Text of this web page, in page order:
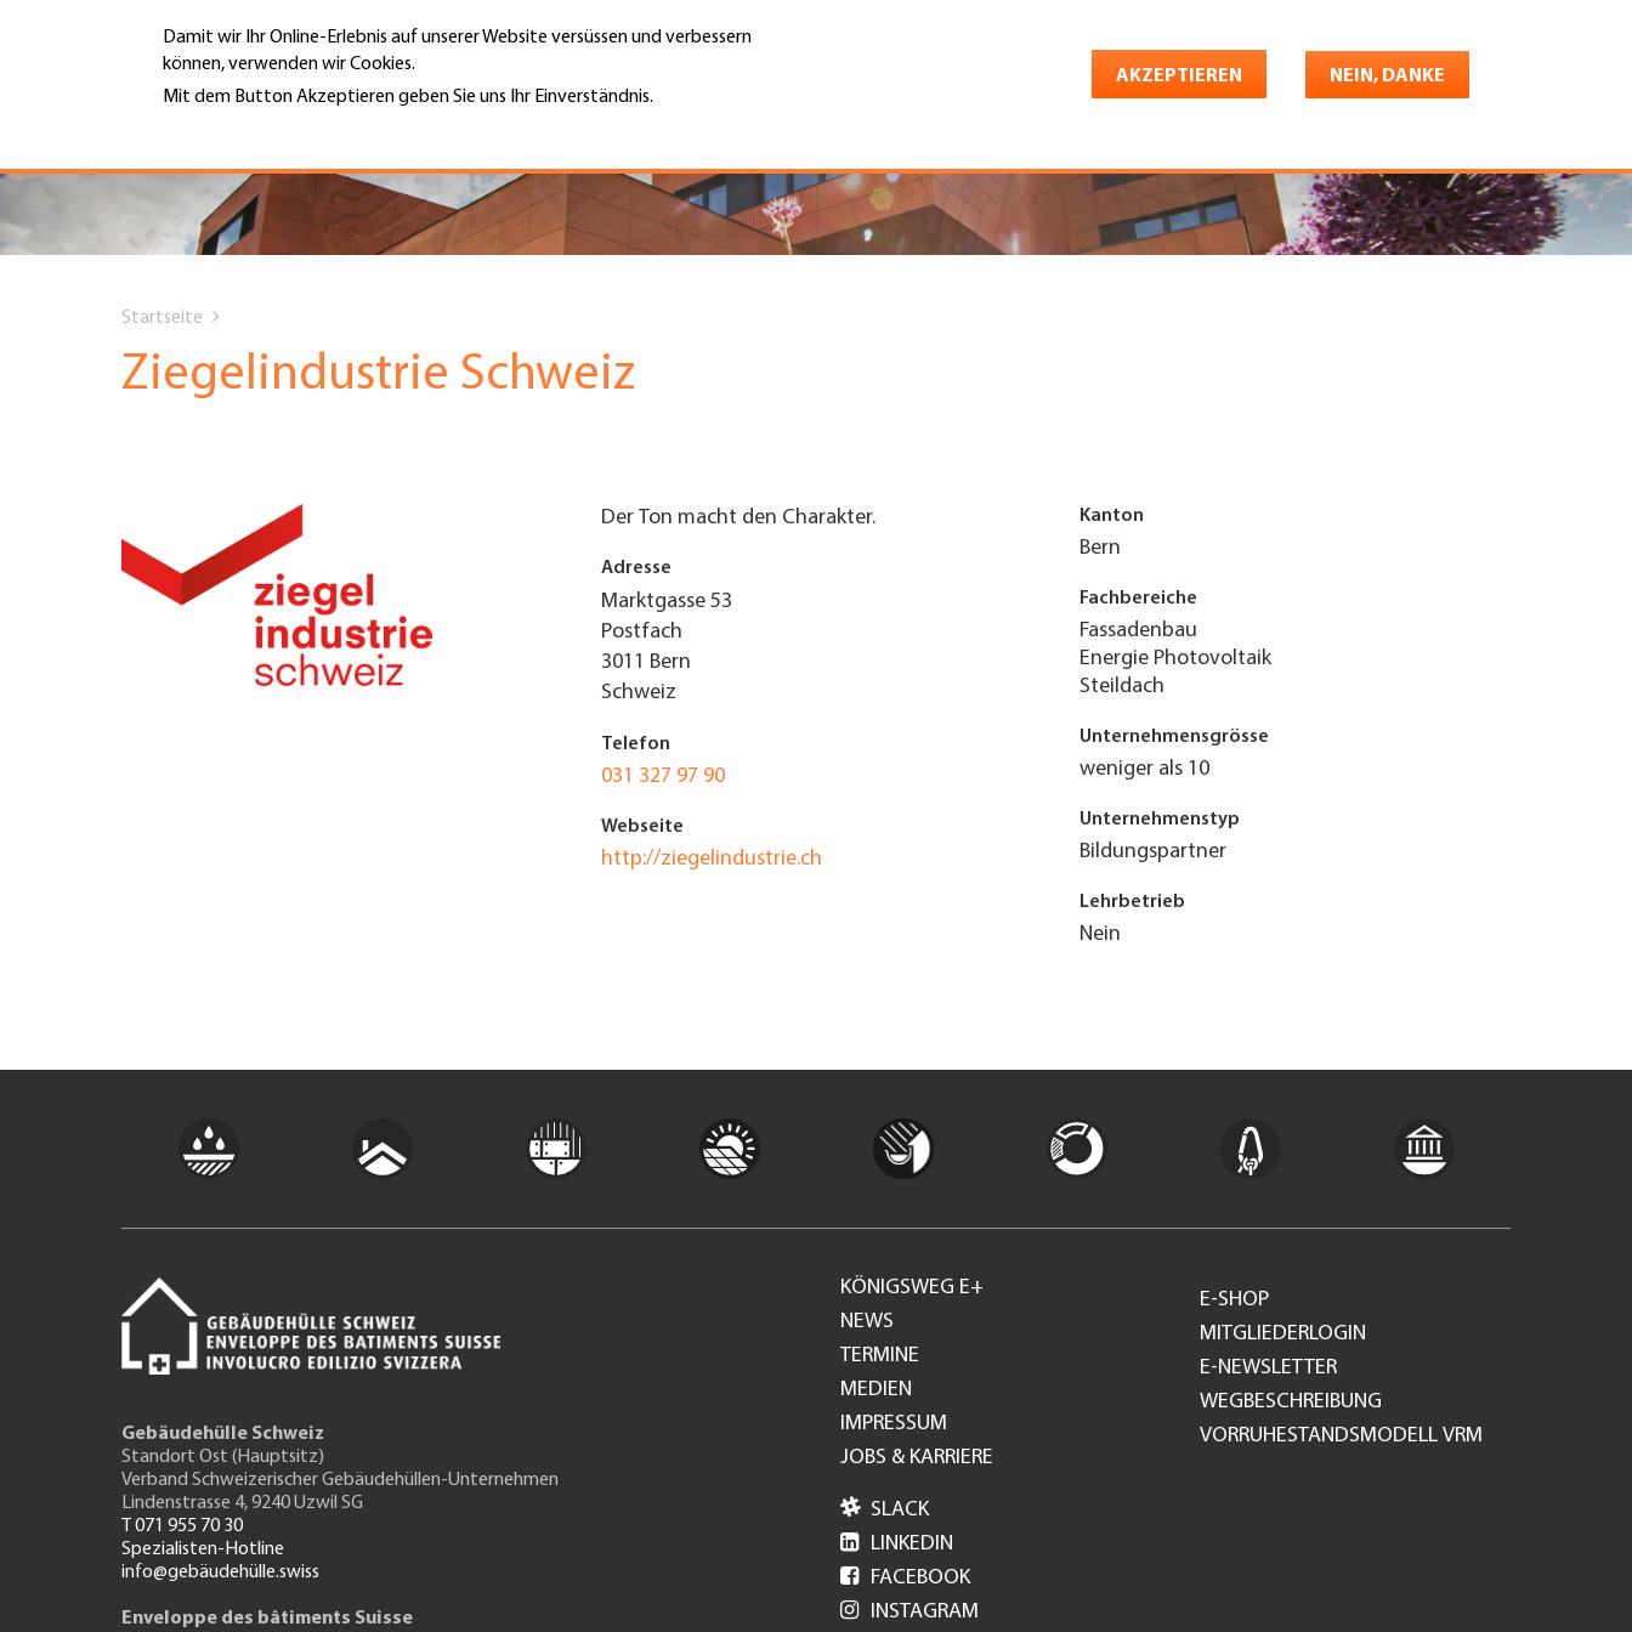
Damit wir Ihr Online-Erlebnis auf unserer Website versüssen und verbessern
können, verwenden wir Cookies.
Mit dem Button Akzeptieren geben Sie uns Ihr Einverständnis.
AKZEPTIEREN NEIN, DANKE
Hauptnavigation
PORTRÄT
DIENSTLEISTUNGEN
UNTERNEHMEN FINDEN
MENÜ
Top
Menu
Jobs & Karriere Shop Konto Deutsch
are
Startseite
Ziegelindustrie Schweiz
Der Ton macht den Charakter.
Adresse
Marktgasse 53
Postfach
3011 Bern
Schweiz
Telefon
031 327 97 90
Webseite
http://ziegelindustrie.ch
Kanton
Bern
Fachbereiche
Fassadenbau
Energie Photovoltaik
Steildach
Unternehmensgrösse
weniger als 10
Unternehmenstyp
Bildungspartner
Lehrbetrieb
Nein
Gebäudehülle Schweiz
Standort Ost (Hauptsitz)
Verband Schweizerischer Gebäudehüllen-Unternehmen
Lindenstrasse 4, 9240 Uzwil SG
T 071 955 70 30
Spezialisten-Hotline
info@gebäudehülle.swiss
Enveloppe des bâtiments Suisse
Footer
GH
KÖNIGSWEG E+
NEWS
TERMINE
MEDIEN
IMPRESSUM
JOBS & KARRIERE
E-SHOP
MITGLIEDERLOGIN
E-NEWSLETTER
WEGBESCHREIBUNG
VORRUHESTANDSMODELL VRM
 SLACK
 LINKEDIN
 FACEBOOK
 INSTAGRAM